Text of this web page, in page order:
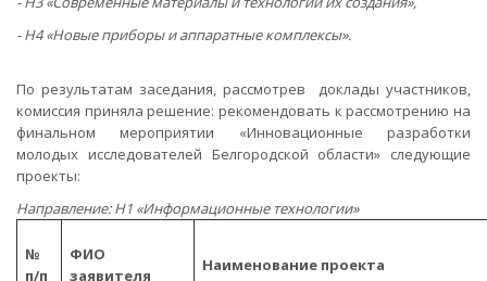
- Н4 «Новые приборы и аппаратные комплексы».
По результатам заседания, рассмотрев доклады участников,
комиссия приняла решение: рекомендовать к рассмотрению на
финальном мероприятии «Инновационные разработки
молодых исследователей Белгородской области» следующие
проекты:
Направление: Н1 «Информационные технологии»
№
п/п
ФИО
заявителя
Наименование проекта